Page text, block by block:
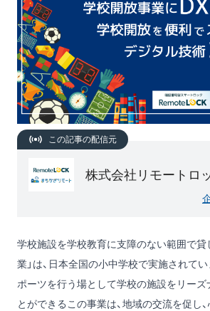
この記事の配信元
株式会社リモートロ
学校施設を学校教育に支障のない範囲で貸
業」は、日本全国の小中学校で実施されて
ポーツを行う場として学校の施設をリーズ
とができるこの事業は、地域の交流を促し